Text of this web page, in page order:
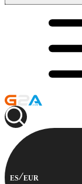
ES EUR